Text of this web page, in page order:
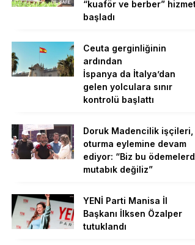
“kuaför ve berber”
başladı
Ceuta gerginliğinin
ardından
İspanya da İtalya’dan
gelen yolculara sınır
kontrolü başlattı
Doruk Madencilik işçileri,
oturma eylemine devam
ediyor: “Biz bu
mutabık değiliz”
YENİ Parti Manisa İl
Başkanı İlksen Özalper
tutuklandı